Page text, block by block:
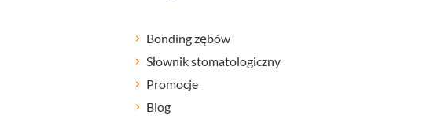
Bonding zębów
Słownik stomatologiczny
Promocje
Blog